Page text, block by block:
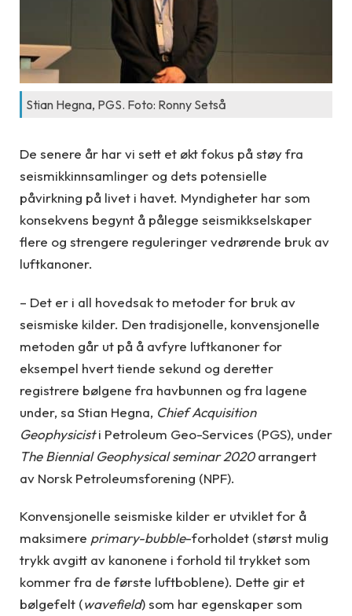
Stian Hegna, PGS. Foto: Ronny Setså
De senere år har vi sett et økt fokus på støy fra
seismikkinnsamlinger og dets potensielle
påvirkning på livet i havet. Myndigheter har som
konsekvens begynt å pålegge seismikkselskaper
flere og strengere reguleringer vedrørende bruk av
luftkanoner.
– Det er i all hovedsak to metoder for bruk av
seismiske kilder. Den tradisjonelle, konvensjonelle
metoden går ut på å avfyre ​​luftkanoner for
eksempel hvert tiende sekund og deretter
registrere bølgene fra havbunnen og fra lagene
under, sa Stian Hegna, Chief Acquisition
Geophysicisti Petroleum Geo-Services (PGS), under
The Biennial Geophysical seminar 2020arrangert
av Norsk Petroleumsforening (NPF).
Konvensjonelle seismiske kilder er utviklet for å
maksimere primary-bubble-forholdet (størst mulig
trykk avgitt av kanonene i forhold til trykket som
kommer fra de første luftboblene). Dette gir et
bølgefelt (wavefield) som har egenskaper som